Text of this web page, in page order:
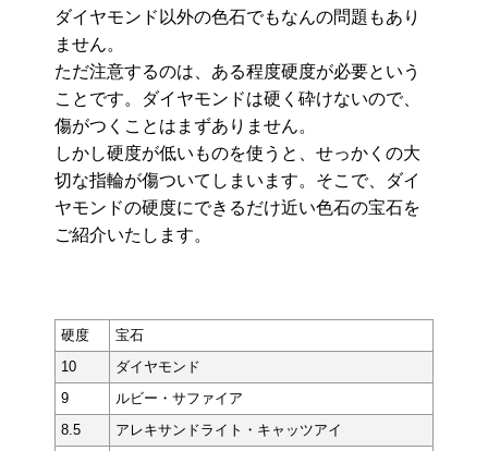
ダイヤモンド以外の色石でもなんの問題もあり
ません。
ただ注意するのは、ある程度硬度が必要という
ことです。ダイヤモンドは硬く砕けないので、
傷がつくことはまずありません。
しかし硬度が低いものを使うと、せっかくの大
切な指輪が傷ついてしまいます。そこで、ダイ
ヤモンドの硬度にできるだけ近い色石の宝石を
ご紹介いたします。
硬度
宝石
10
ダイヤモンド
9
ルビー・サファイア
8.5
アレキサンドライト・キャッツアイ